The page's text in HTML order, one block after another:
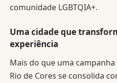
comunidade LGBTQIA+.
Uma cidade que
experiência
Mais do que uma
Rio de Cores se consolida